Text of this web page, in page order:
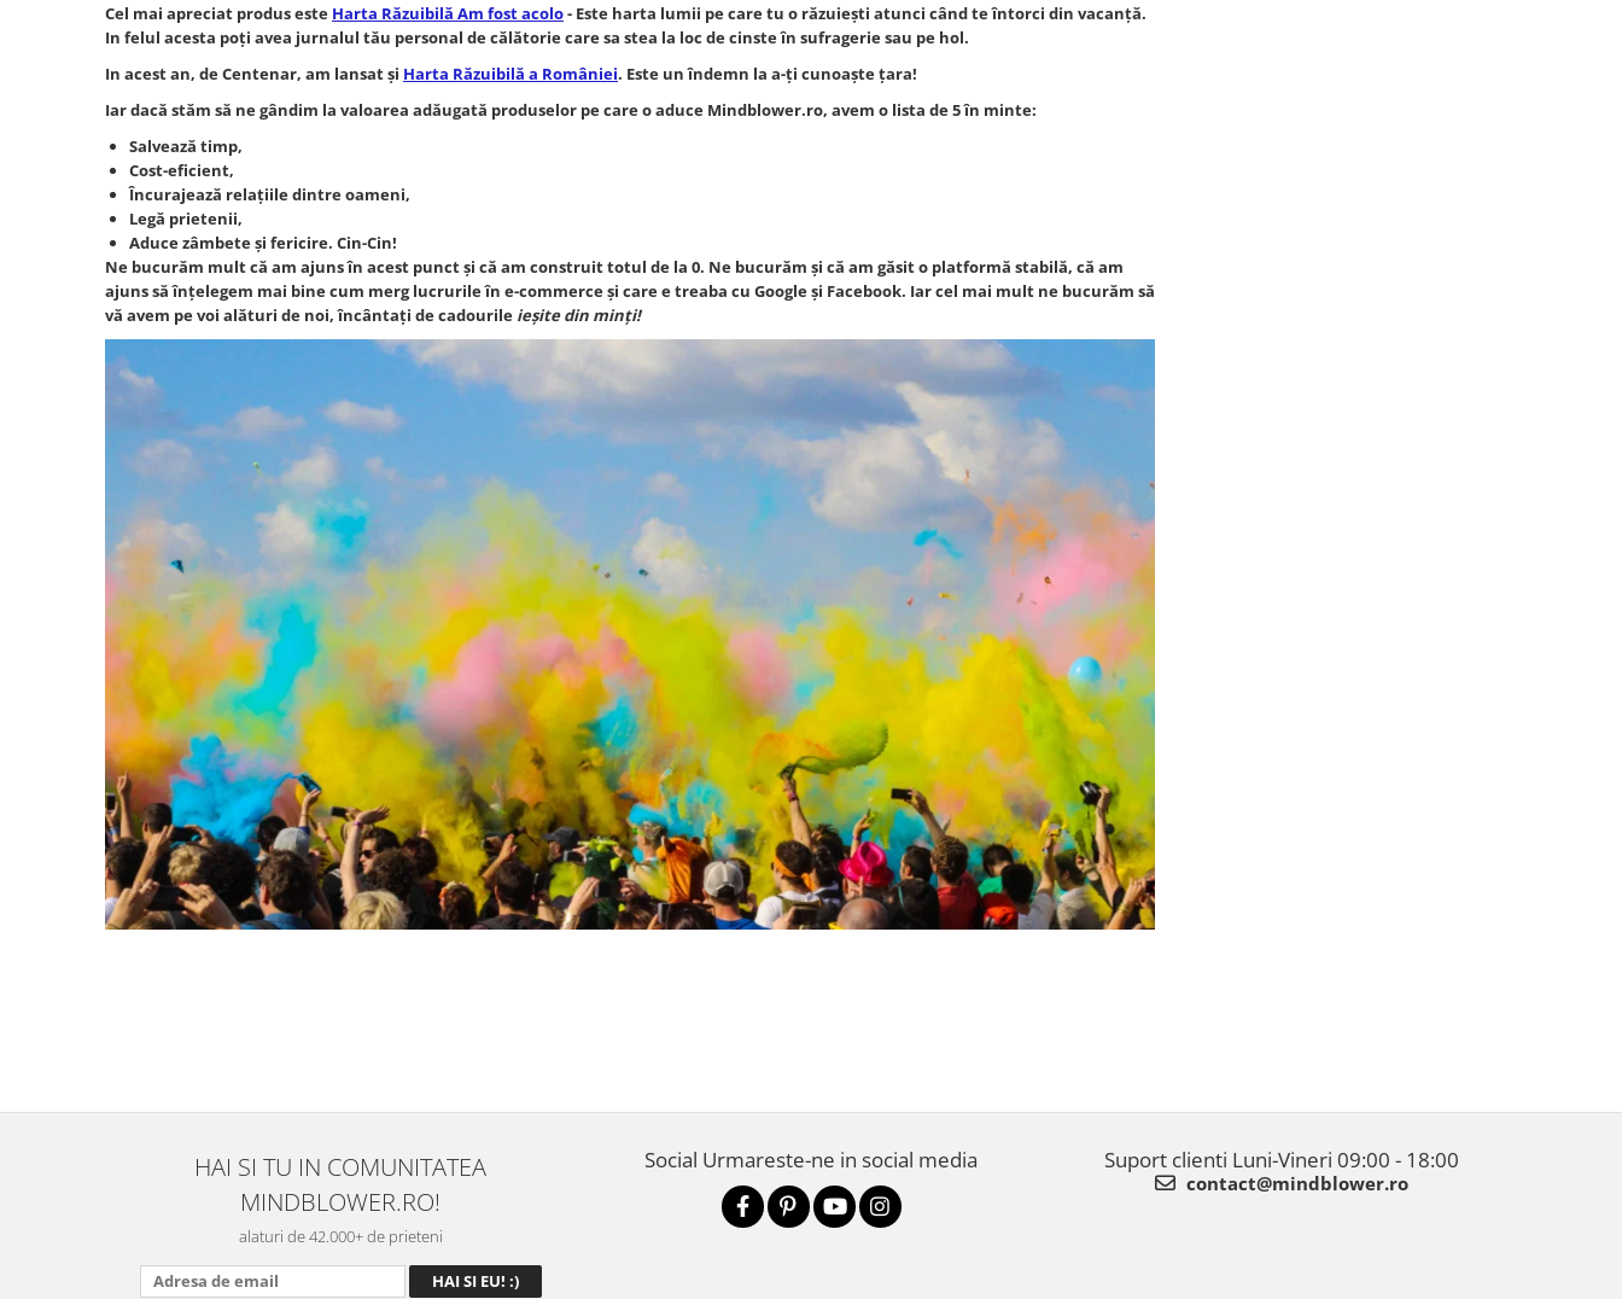
Cel mai apreciat produs este Harta Răzuibilă Am fost acolo- Este harta lumii pe care tu o răzuiești atunci când te întorci din vacanță.
In felul acesta poți avea jurnalul tău personal de călătorie care sa stea la loc de cinste în sufragerie sau pe hol.
In acest an, de Centenar, am lansat și Harta Răzuibilă a României. Este un îndemn la a-ți cunoaște țara!
Iar dacă stăm să ne gândim la valoarea adăugată produselor pe care o aduce Mindblower.ro, avem o lista de 5 în minte:
Salvează timp,
Cost-eficient,
Încurajează relațiile dintre oameni,
Legă prietenii,
Aduce zâmbete și fericire. Cin-Cin!
Ne bucurăm mult că am ajuns în acest punct și că am construit totul de la 0. Ne bucurăm și că am găsit o platformă stabilă, că am
ajuns să înțelegem mai bine cum merg lucrurile în e-commerce și care e treaba cu Google și Facebook. Iar cel mai mult ne bucurăm să
vă avem pe voi alături de noi, încântați de cadourile ieșite din minți!
HAI SI TU IN COMUNITATEA
MINDBLOWER.RO!
alaturi de 42.000+ de prieteni
Social Urmareste-ne in social media Suport clienti Luni-Vineri 09:00 - 18:00
contact@mindblower.ro